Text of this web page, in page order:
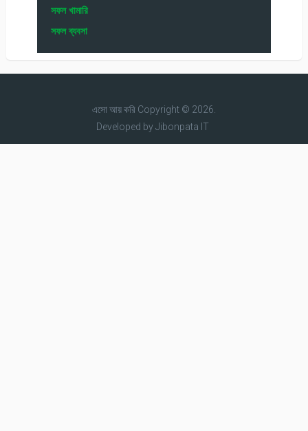
সফল খামারি
সফল ব্যবসা
এসো আয় করিCopyright © 2026.
Developed byJibonpata IT